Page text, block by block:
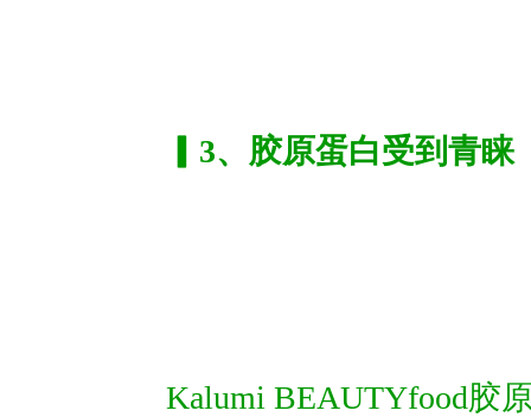
▎3、胶原蛋白受到青睐
Kalumi BEAUTYfood胶